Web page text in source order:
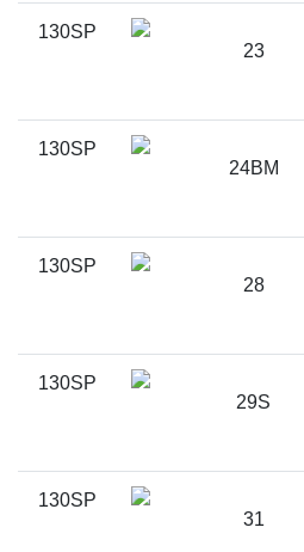
130SP
23
130SP
24BM
130SP
28
130SP
29S
130SP
31